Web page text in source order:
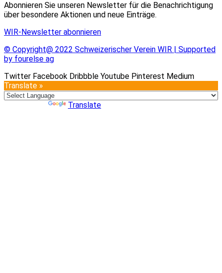
Abonnieren Sie unseren Newsletter für die Benachrichtigung
über besondere Aktionen und neue Einträge.
WIR-Newsletter abonnieren
© Copyright@ 2022 Schweizerischer Verein WIR | Supported
by fourelse ag
Twitter Facebook Dribbble Youtube Pinterest Medium
Translate »
Translate